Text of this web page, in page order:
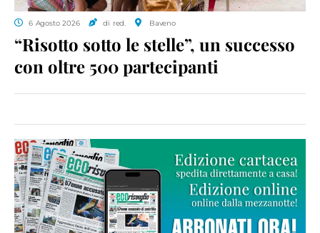
6 Agosto 2026 di red. Baveno
“Risotto sotto le stelle”, un successo
con oltre 500 partecipanti